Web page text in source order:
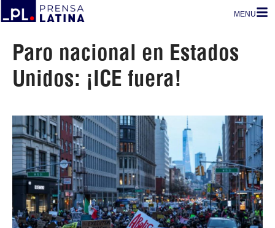
MENU
Paro nacional en Estados
Unidos: ¡ICE fuera!